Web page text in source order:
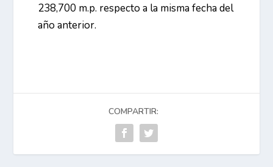
238,700 m.p. respecto a la misma fecha del
año anterior.
COMPARTIR: